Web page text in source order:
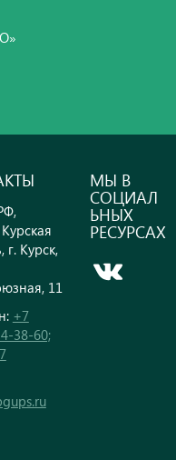
г. Курск,
11
+7
38-60;
МЫ В
СОЦИАЛ
ЬНЫХ
РЕСУРСАХ